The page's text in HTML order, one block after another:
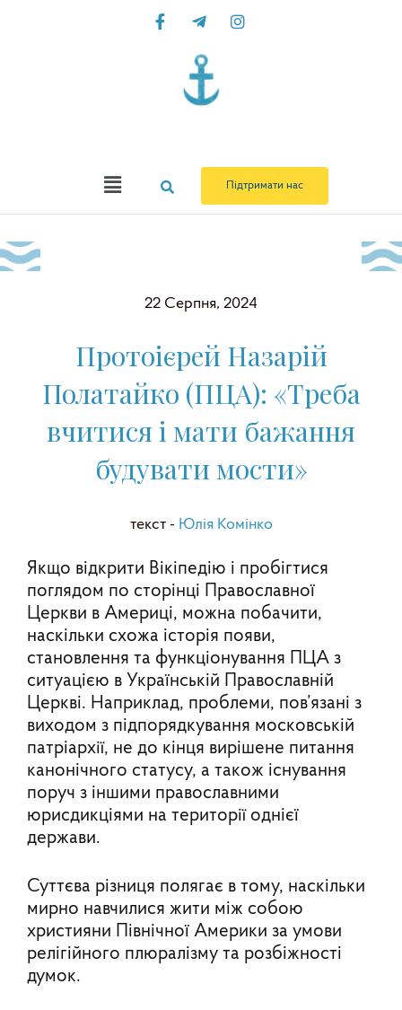
Menu Підтримати нас
22 Серпня, 2024
Протоієрей Назарій
Полатайко (ПЦА): «Треба
вчитися і мати бажання
будувати мости»
текст - Юлія Комінко
Якщо відкрити Вікіпедію і пробігтися
поглядом по сторінці Православної
Церкви в Америці, можна побачити,
наскільки схожа історія появи,
становлення та функціонування ПЦА з
ситуацією в Українській Православній
Церкві. Наприклад, проблеми, пов’язані з
виходом з підпорядкування московській
патріархії, не до кінця вирішене питання
канонічного статусу, а також існування
поруч з іншими православними
юрисдикціями на території однієї
держави.
Суттєва різниця полягає в тому, наскільки
мирно навчилися жити між собою
християни Північної Америки за умови
релігійного плюралізму та розбіжності
думок.